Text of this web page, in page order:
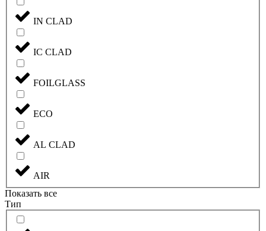
IN CLAD
IC CLAD
FOILGLASS
ECO
AL CLAD
AIR
Показать все
Тип